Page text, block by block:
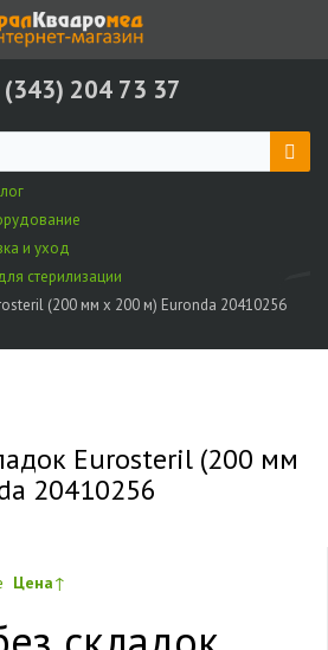
(343) 204 73 37
и уход
стерилизации
(200 мм х 200 м) Euronda 20410256
Eurosteril (200 мм
20410256
Цена↑